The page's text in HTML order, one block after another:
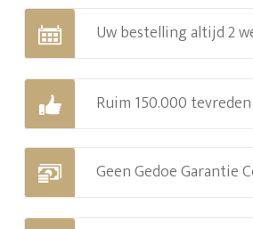
Uw bestelling altijd 2
Ruim 150.000
Geen Gedoe Garantie